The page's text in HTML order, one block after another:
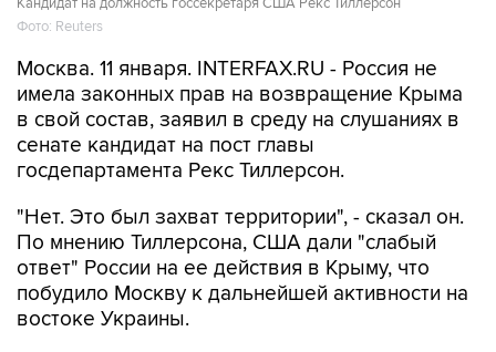
Фото: Reuters
Москва. 11 января. INTERFAX.RU - Россия не
имела законных прав на возвращение Крыма
в свой состав, заявил в среду на слушаниях в
сенате кандидат на пост главы
госдепартамента Рекс Тиллерсон.
"Нет. Это был захват территории", - сказал он.
По мнению Тиллерсона, США дали "слабый
ответ" России на ее действия в Крыму, что
побудило Москву к дальнейшей активности на
востоке Украины.